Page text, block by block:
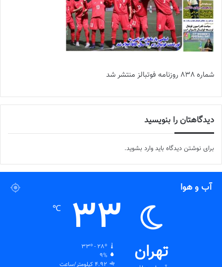
شماره 838 روزنامه فوتبالز منتشر شد
دیدگاهتان را بنویسید
برای نوشتن دیدگاه باید وارد بشوید.
آب و هوا
تهران
33
℃
33º - 28º
9%
4.92 کیلومتر/ساعت